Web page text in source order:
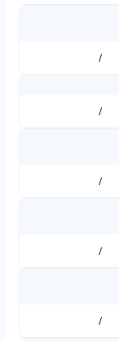
/
/
/
/
/